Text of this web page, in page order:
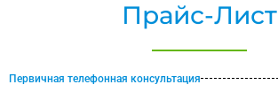
Прайс-Лист
Первичная телефонная консультация